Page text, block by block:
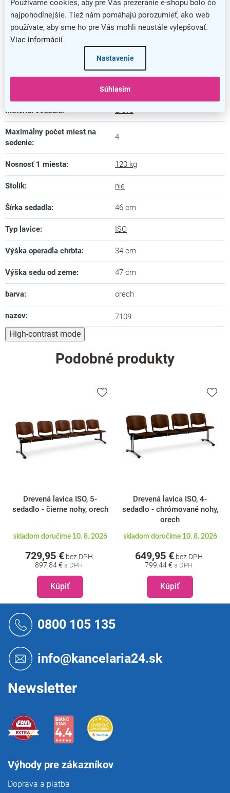
Používame cookies, aby pre Vás prezeranie e-shopu bolo čo
najpohodlnejšie. Tiež nám pomáhajú porozumieť, ako web
používate, aby sme ho pre Vás mohli neustále vylepšovať.
Viac informácií
Nastavenie
Súhlasím
Výška: 81 cm
Farba podnože: čierna
kov
Materiál sedadla: drevo
Maximálny počet miest na
sedenie:
4
Nosnosť 1 miesta: 120 kg
Stolík: nie
Šírka sedadla: 46 cm
Typ lavice: ISO
Výška operadla chrbta: 34 cm
Výška sedu od zeme: 47 cm
barva: orech
nazev: 7109
High-contrast mode
Podobné produkty
Drevená lavica ISO, 5-
sedadlo - čierne nohy, orech
skladom doručíme 10. 8. 2026
897,84 €
729,95 €bez DPH
Kúpiť
Drevená lavica ISO, 4-
sedadlo - chrómované nohy,
orech
skladom doručíme 10. 8. 2026
799,44 €
649,95 €bez DPH
Kúpiť
0800 105 135
info@kancelaria24.sk
Newsletter
Výhody pre zákazníkov
Doprava a platba